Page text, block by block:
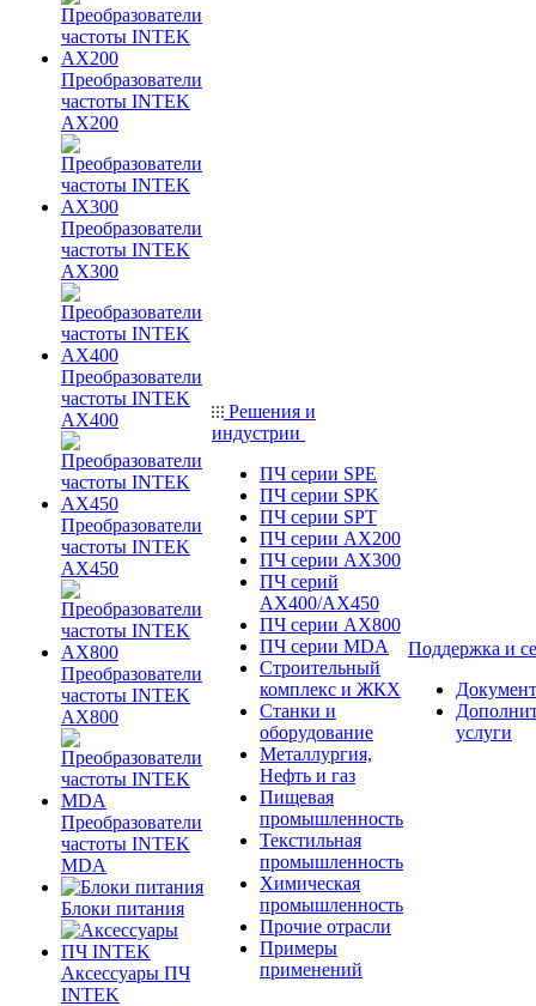
Преобразователи
частоты INTEK
AX200
Преобразователи
частоты INTEK
AX300
Преобразователи
частоты INTEK
AX400
Преобразователи
частоты INTEK
AX450
Преобразователи
частоты INTEK
AX800
Преобразователи
частоты INTEK
MDA
Блоки питания
Аксессуары ПЧ
INTEK
Решения и
индустрии
ПЧ серии SPE
ПЧ серии SPK
ПЧ серии SPT
ПЧ серии AX200
ПЧ серии AX300
ПЧ серий
AX400/AX450
ПЧ серии AX800
ПЧ серии MDA
Строительный
комплекс и ЖКХ
Станки и
оборудование
Металлургия,
Нефть и газ
Пищевая
промышленность
Текстильная
промышленность
Химическая
промышленность
Прочие отрасли
Примеры
применений
Поддержка и
услуги